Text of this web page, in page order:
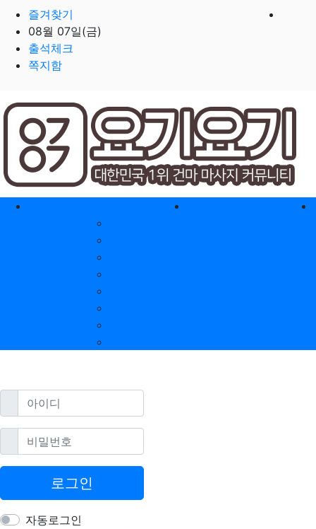
즐겨찾기
08월 07일(금)
출석체크
쪽지함
홈으로
아이디필수
비밀번호필수
로그인
자동로그인